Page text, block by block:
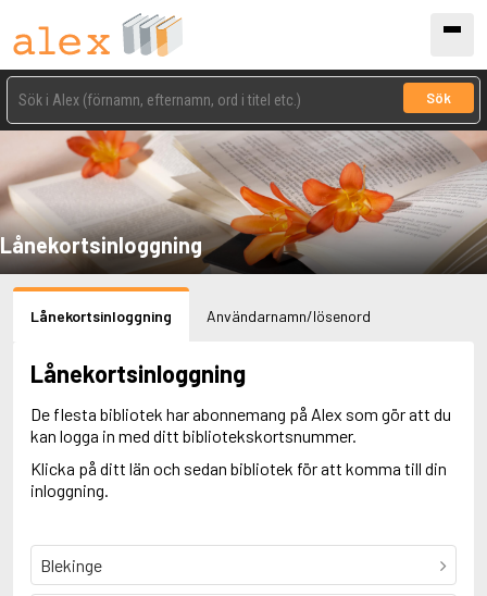
Sök
Lånekortsinloggning
Lånekortsinloggning Användarnamn/lösenord
Lånekortsinloggning
De flesta bibliotek har abonnemang på Alex som gör att du
kan logga in med ditt bibliotekskortsnummer.
Klicka på ditt län och sedan bibliotek för att komma till din
inloggning.
Blekinge